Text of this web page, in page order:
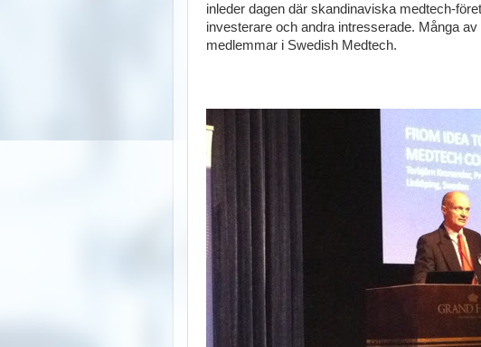
inleder dagen där skandinaviska medtech-
investerare och andra intresserade. Många
medlemmar i Swedish Medtech.